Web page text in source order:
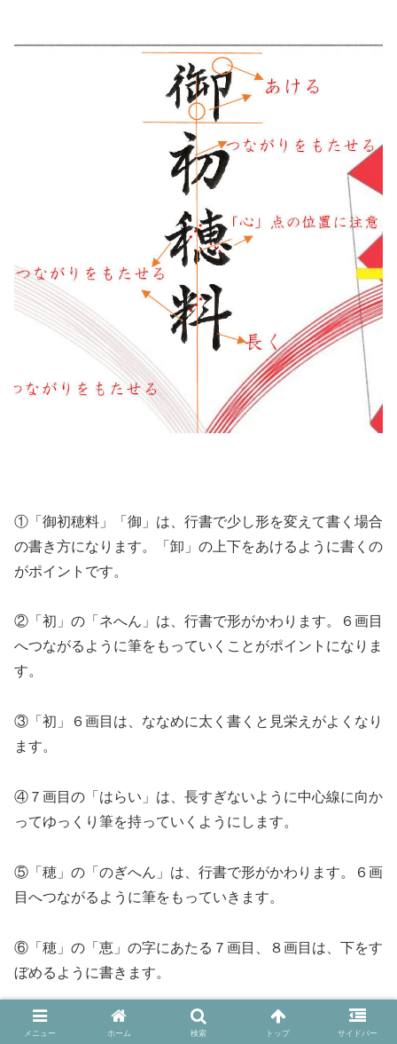
①「御初穂料」「御」は、行書で少し形を変えて書く場合
の書き方になります。「卸」の上下をあけるように書くの
がポイントです。
②「初」の「ネへん」は、行書で形がかわります。６画目
へつながるように筆をもっていくことがポイントになりま
す。
③「初」６画目は、ななめに太く書くと見栄えがよくなり
ます。
④７画目の「はらい」は、長すぎないように中心線に向か
ってゆっくり筆を持っていくようにします。
⑤「穂」の「のぎへん」は、行書で形がかわります。６画
目へつながるように筆をもっていきます。
⑥「穂」の「恵」の字にあたる７画目、８画目は、下をす
ぼめるように書きます。
縦線は、太めに横線は、細めに書きます。
メニュー ホーム 検索 トップ サイドバー